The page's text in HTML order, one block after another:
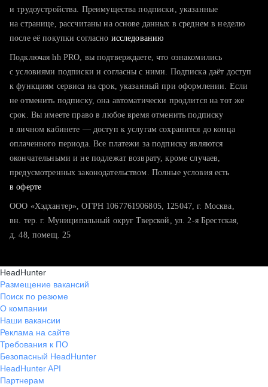
тратите много времени на поиск и вручную поднимаете
хотите сравнить себя с конкурентами и оценить шансы
и трудоустройства. Преимущества подписки, указанные
на странице, рассчитаны на основе данных в среднем в неделю
после её покупки согласно исследованию
Подключая hh PRO, вы подтверждаете, что ознакомились
с условиями подписки и согласны с ними. Подписка даёт доступ
к функциям сервиса на срок, указанный при оформлении. Если
не отменить подписку, она автоматически продлится на тот же
срок. Вы имеете право в любое время отменить подписку
в личном кабинете — доступ к услугам сохранится до конца
оплаченного периода. Все платежи за подписку являются
окончательными и не подлежат возврату, кроме случаев,
предусмотренных законодательством. Полные условия есть
в оферте
ООО «Хэдхантер», ОГРН 1067761906805, 125047, г. Москва,
вн. тер. г. Муниципальный округ Тверской, ул. 2-я Брестская,
д. 48, помещ. 25
HeadHunter
Размещение вакансий
Поиск по резюме
О компании
Наши вакансии
Реклама на сайте
Требования к ПО
Безопасный HeadHunter
HeadHunter API
Партнерам